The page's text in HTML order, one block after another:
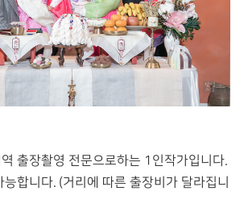
출장촬영 전문으로하는 1인작가입니다.
합니다. (거리에 따른 출장비가 달라집니